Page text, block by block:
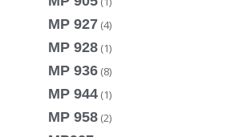
MP 927 (4)
MP 928 (1)
MP 936 (8)
MP 944 (1)
MP 958 (2)